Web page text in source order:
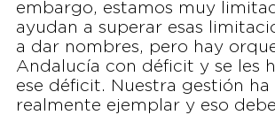
embargo, estamos muy
ayudan a superar esas
a dar nombres, pero hay
Andalucía con déficit y se les
ese déficit. Nuestra gestión ha
realmente ejemplar y eso